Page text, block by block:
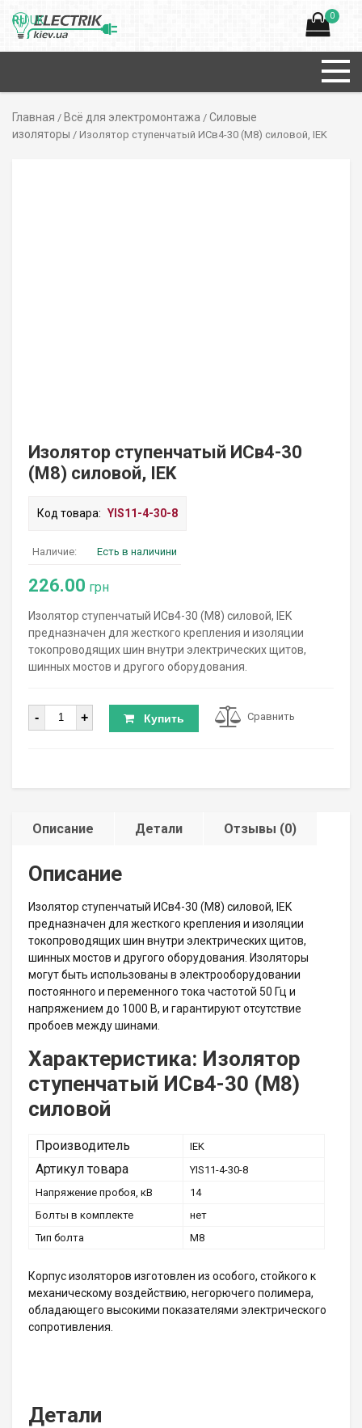
0
Главная / Всё для электромонтажа / Силовые
изоляторы / Изолятор ступенчатый ИСв4-30 (М8) силовой, IEK
Изолятор ступенчатый ИСв4-30
(М8) силовой, IEK
Код товара: YIS11-4-30-8
Наличие: Есть в наличини
226.00 грн
Изолятор ступенчатый ИСв4-30 (М8) силовой, IEK
предназначен для жесткого крепления и изоляции
токопроводящих шин внутри электрических щитов,
шинных мостов и другого оборудования.
Количество
- + Купить Сравнить
Описание Детали Отзывы (0)
Описание
Изолятор ступенчатый ИСв4-30 (М8) силовой, IEK
предназначен для жесткого крепления и изоляции
токопроводящих шин внутри электрических щитов,
шинных мостов и другого оборудования. Изоляторы
могут быть использованы в электрооборудовании
постоянного и переменного тока частотой 50 Гц и
напряжением до 1000 В, и гарантируют отсутствие
пробоев между шинами.
Характеристика: Изолятор
ступенчатый ИСв4-30 (М8)
силовой
Производитель IEK
Артикул товара
YIS11-4-30-8
Напряжение пробоя, кВ
14
Болты в комплекте
нет
Тип болта
М8
Корпус изоляторов изготовлен из особого, стойкого к
механическому воздействию, негорючего полимера,
обладающего высокими показателями электрического
сопротивления.
Детали
RUUK